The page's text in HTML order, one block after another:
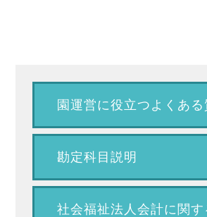
園運営に役立つ よくある
勘定科目説明
社会福祉法人会計に関す